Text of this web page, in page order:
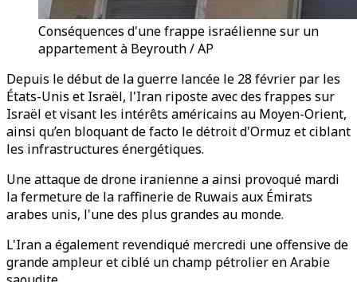
Conséquences d'une frappe israélienne sur un
appartement à Beyrouth / AP
Depuis le début de la guerre lancée le 28 février par les
États-Unis et Israël, l'Iran riposte avec des frappes sur
Israël et visant les intérêts américains au Moyen-Orient,
ainsi qu’en bloquant de facto le détroit d'Ormuz et ciblant
les infrastructures énergétiques.
Une attaque de drone iranienne a ainsi provoqué mardi
la fermeture de la raffinerie de Ruwais aux Émirats
arabes unis, l'une des plus grandes au monde.
L'Iran a également revendiqué mercredi une offensive de
grande ampleur et ciblé un champ pétrolier en Arabie